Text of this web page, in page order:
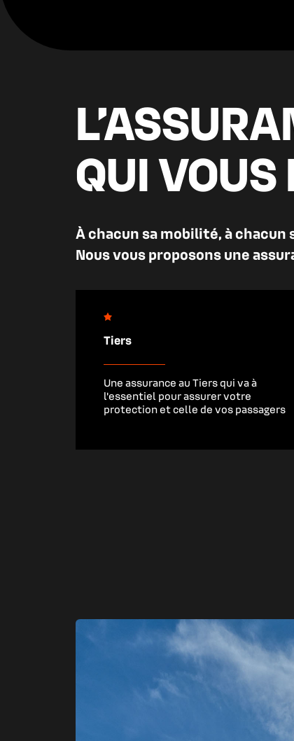
QUI
À chacun sa mobilité, à chacun
Nous vous proposons une
Tiers
Une assurance au Tiers qui va à
l’essentiel pour assurer votre
protection et celle de vos passagers